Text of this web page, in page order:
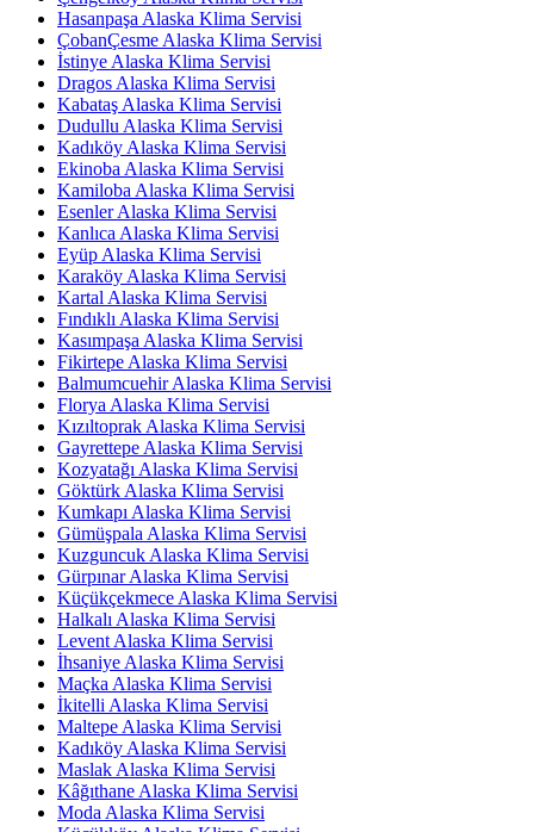
Hasanpaşa Alaska Klima Servisi
ÇobanÇesme Alaska Klima Servisi
İstinye Alaska Klima Servisi
Dragos Alaska Klima Servisi
Kabataş Alaska Klima Servisi
Dudullu Alaska Klima Servisi
Kadıköy Alaska Klima Servisi
Ekinoba Alaska Klima Servisi
Kamiloba Alaska Klima Servisi
Esenler Alaska Klima Servisi
Kanlıca Alaska Klima Servisi
Eyüp Alaska Klima Servisi
Karaköy Alaska Klima Servisi
Kartal Alaska Klima Servisi
Fındıklı Alaska Klima Servisi
Kasımpaşa Alaska Klima Servisi
Fikirtepe Alaska Klima Servisi
Balmumcuehir Alaska Klima Servisi
Florya Alaska Klima Servisi
Kızıltoprak Alaska Klima Servisi
Gayrettepe Alaska Klima Servisi
Kozyatağı Alaska Klima Servisi
Göktürk Alaska Klima Servisi
Kumkapı Alaska Klima Servisi
Gümüşpala Alaska Klima Servisi
Kuzguncuk Alaska Klima Servisi
Gürpınar Alaska Klima Servisi
Küçükçekmece Alaska Klima Servisi
Halkalı Alaska Klima Servisi
Levent Alaska Klima Servisi
İhsaniye Alaska Klima Servisi
Maçka Alaska Klima Servisi
İkitelli Alaska Klima Servisi
Maltepe Alaska Klima Servisi
Kadıköy Alaska Klima Servisi
Maslak Alaska Klima Servisi
Kâğıthane Alaska Klima Servisi
Moda Alaska Klima Servisi